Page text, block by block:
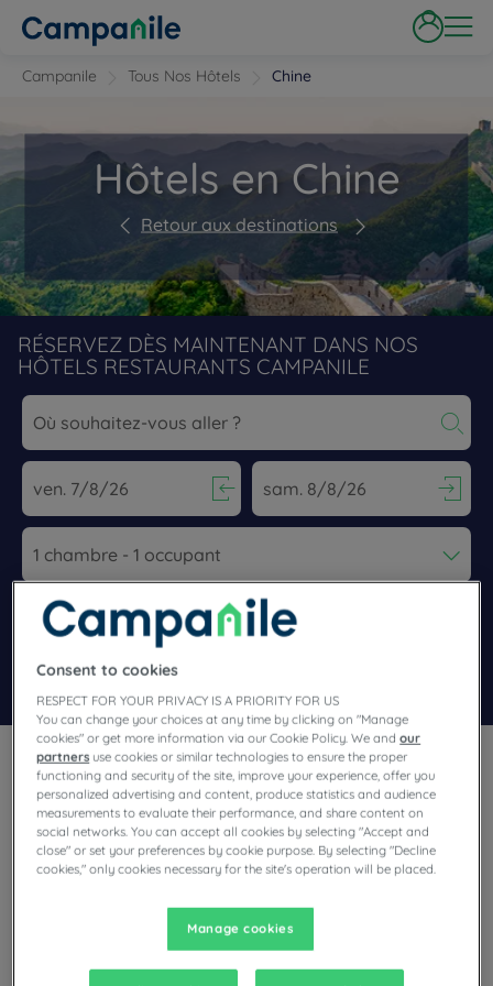
Campanile Tous Nos Hôtels Chine
Hôtels en Chine
Retour aux destinations
RÉSERVEZ DÈS MAINTENANT DANS NOS
HÔTELS RESTAURANTS CAMPANILE
Navigate forward to interact with the calendar and select a
Navigate backward to interact
Ajouter un code
Vous organisez un séminaire ou un voyage familial en Chine
? Optez pour un hôtel-restaurant Campanile ! Nos
Consent to cookies
RESPECT FOR YOUR PRIVACY IS A PRIORITY FOR US
You can change your choices at any time by clicking on "Manage
cookies" or get more information via our Cookie Policy. We andour
partners use cookies or similar technologies to ensure the proper
functioning and security of the site, improve your experience, offer you
personalized advertising and content, produce statistics and audience
measurements to evaluate their performance, and share content on
social networks. You can accept all cookies by selecting "Accept and
close" or set your preferences by cookie purpose. By selecting "Decline
cookies," only cookies necessary for the site's operation will be placed.
Manage cookies